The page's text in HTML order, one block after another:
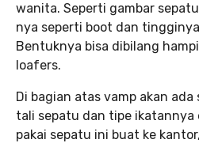
wanita. Seperti gambar
nya seperti boot dan
Bentuknya bisa dibilang
loafers.
Di bagian atas vamp akan
tali sepatu dan tipe ikatannya
pakai sepatu ini buat ke